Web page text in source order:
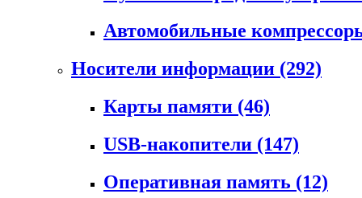
Автомобильные
Носители информации (292)
Карты памяти (46)
USB-накопители (147)
Оперативная память (12)